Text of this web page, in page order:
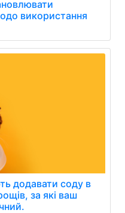
використання
додавати соду в
за які ваш